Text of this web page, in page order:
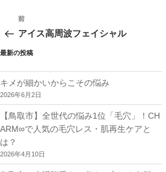
稿
ナ
ビ
ゲ
ー
ョ
ン
前
の
投
稿
前
アイス高周波フェイシャル
最新の投稿
キメが細かいからこその悩み
2026年6月2日
【鳥取市】全世代の悩み1位「毛穴」！CH
ARM∞で人気の毛穴レス・肌再生ケアと
は？
2026年4月10日